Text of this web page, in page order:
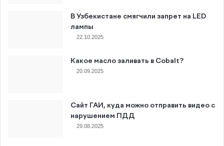
В Узбекистане смягчили запрет на LED
лампы
22.10.2025
Какое масло заливать в Cobalt?
20.09.2025
Сайт ГАИ, куда можно отправить видео с
нарушением ПДД
29.08.2025